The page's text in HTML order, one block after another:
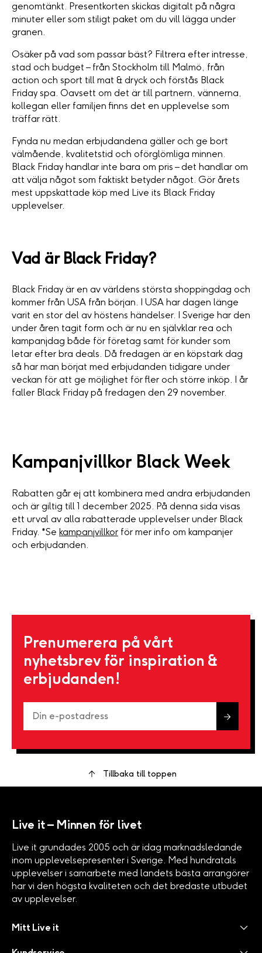
genomtänkt. Presentkorten skickas digitalt på några
minuter eller som stiligt paket om du vill lägga under
granen.
Osäker på vad som passar bäst? Filtrera efter intresse,
stad och budget – från Stockholm till Malmö, från
action och sport till mat & dryck och förstås Black
Friday spa. Oavsett om det är till partnern, vännerna,
kollegan eller familjen finns det en upplevelse som
träffar rätt.
Fynda nu medan erbjudandena gäller och ge bort
välmående, kvalitetstid och oförglömliga minnen.
Black Friday handlar inte bara om pris – det handlar om
att välja något som faktiskt betyder något. Gör årets
mest uppskattade köp med Live its Black Friday
upplevelser.
Vad är Black Friday?
Black Friday är en av världens största shoppingdag och
kommer från USA från början. I USA har dagen länge
varit en stor del av höstens händelser. I Sverige har den
under åren tagit form och är nu en självklar rea och
kampanjdag både för företag samt för kunder som
letar efter bra deals. Då fredagen är en köpstark dag
så har man börjat med erbjudanden tidigare under
veckan för att ge möjlighet för fler och större inköp. I år
faller Black Friday på fredagen den 29 november.
Kampanjvillkor Black Week
Rabatten går ej att kombinera med andra erbjudanden
och är giltig till 1 december 2025. På denna sida visas
ett urval av alla rabatterade upplevelser under Black
Friday. *Se kampanjvillkor för mer info om kampanjer
och erbjudanden.
Prenumerera på vårt
nyhetsbrev för inspiration &
erbjudanden!
Tillbaka till toppen
Live it – Minnen för livet
Live it grundades 2005 och är idag marknadsledande
inom upplevelsepresenter i Sverige. Med hundratals
upplevelser i samarbete med landets bästa arrangörer
har vi den högsta kvaliteten och det bredaste utbudet
av upplevelser.
Mitt Live it